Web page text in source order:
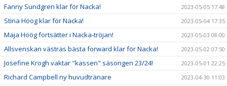
Fanny Sundgren klar för Nacka! 2023-05-05 17:48
Stina Höög klar för Nacka! 2023-05-04 17:35
Maja Höög fortsätter i Nacka-tröjan! 2023-05-03 08:00
Allsvenskan västras bästa forward klar för Nacka! 2023-05-02 07:50
Josefine Krogh vaktar "kassen" säsongen 23/24! 2023-05-01 22:25
Richard Campbell ny huvudtränare 2023-04-30 11:03